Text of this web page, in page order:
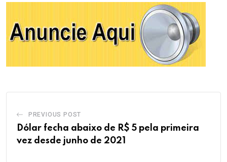
PREVIOUS POST
Dólar fecha abaixo de R$ 5 pela primeira
vez desde junho de 2021